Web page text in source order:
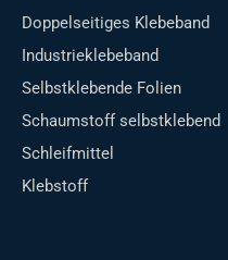
Doppelseitiges Klebeband
Industrieklebeband
Selbstklebende Folien
Schaumstoff selbstklebend
Schleifmittel
Klebstoff